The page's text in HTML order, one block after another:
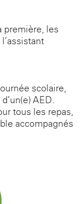
première, les
scolaire,
AED.
tous les repas,
accompagnés